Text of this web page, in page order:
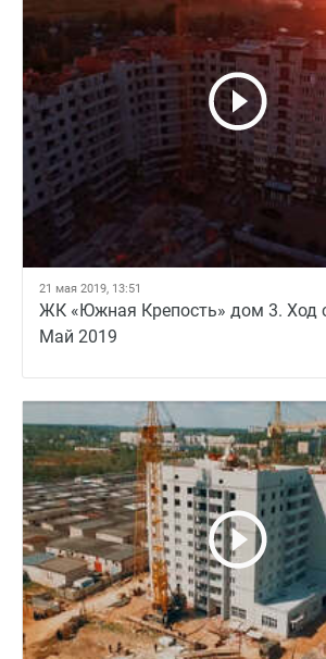
21 мая 2019, 13:51
ЖК «Южная Крепость» дом 3. Ход
Май 2019